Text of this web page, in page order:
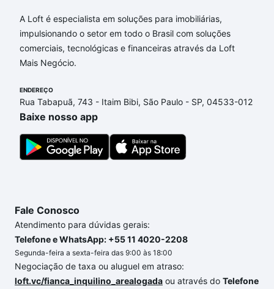
Apartamentos com 2 vagas à venda em Jardim
Sorirama (Sousas), Campinas, SP que custam a
partir de R$ 0 e com nossas opções de
financiamento imobiliário as parcelas podem se
dúvida dos custos envolvidos no processo de
compra, veja em nosso portal quanto custa comprar
um apartamento e conte com a gente para comprar
o imóvel dos seus sonhos com segurança e
conforto. Loft, com você até as chaves.
A Loft é especialista em soluções para imobiliárias,
impulsionando o setor em todo o Brasil com soluções
comerciais, tecnológicas e financeiras através da Loft
Mais Negócio.
ENDEREÇO
Rua Tabapuã, 743 - Itaim Bibi, São Paulo - SP, 04533-012
Baixe nosso app
Fale Conosco
Atendimento para dúvidas gerais:
Telefone e WhatsApp: +55 11 4020-2208
Segunda-feira a sexta-feira das 9:00 às 18:00
Negociação de taxa ou aluguel em atraso:
loft.vc/fianca_inquilino_arealogada ou através do Telefone